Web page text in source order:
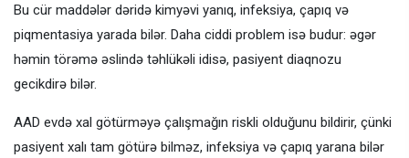
Bu cür maddələr dəridə kimyəvi yanıq, infeksiya, çapıq və
piqmentasiya yarada bilər. Daha ciddi problem isə budur: əgər
həmin törəmə əslində təhlükəli idisə, pasiyent diaqnozu
gecikdirə bilər.
AAD evdə xal götürməyə çalışmağın riskli olduğunu bildirir, çünki
pasiyent xalı tam götürə bilməz, infeksiya və çapıq yarana bilər